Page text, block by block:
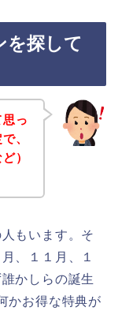
を探して
っ
、
）
もいます。そ
、１１月、１
かしらの誕生
かお得な特典が